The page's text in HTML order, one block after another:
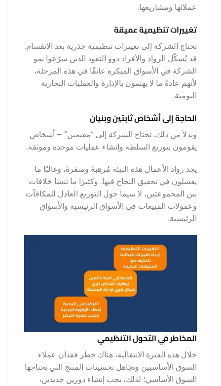
عملائها ومشاريعها.
تغييرات تنظيمية عميقة
تحتاج الشركة إلى تغييرات تنظيمية جذرية بعد الانقسام.
قد يُشكّل الرواد والأفراد ذوو النفوذ الذين سرّعوا نمو
الشركة في الأسواق المبكرة عائقًا في هذه المرحلة،
لأنهم عادةً ما لا يهتمون بالإدارة والعمليات التجارية
اليومية.
الحاجة إلى أشخاص ثابتين وبنيان
وبدلاً من ذلك، تحتاج الشركة إلى “مقيمين” – أشخاص
يقومون بتوزيع السلطة وإنشاء عمليات موحدة وموثقة.
يجد رواد الأعمال هذه البيئة مُرهِبةً ومنفرةً، وغالبًا ما
يفشلون في تحقيق النجاح فيها. وكثيرًا ما تنشأ خلافات
بين المجموعتين، لا سيما حول التوزيع العادل للمكافآت
وعمولات المبيعات في الأسواق الرئيسية والأسواق
الرئيسية.
المخاطر في التحول التنظيمي
خلال هذه الفترة الانتقالية، هناك خطر فقدان عملاء
السوق الأساسيين وتجاهل تحسينات المنتج التي يحتاجها
السوق الأساسي؛ لذلك، يجب إنشاء دورين جديدين،